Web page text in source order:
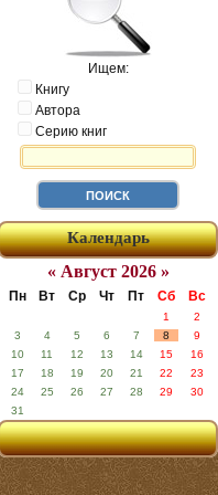
Ищем:
Книгу
Автора
Серию книг
Календарь
« Август 2026 »
Пн Вт Ср Чт Пт Сб Вс
1
2
3
4 5 6 7 8
9
10
11 12 13 14 15
16
17
18 19 20 21 22
23
24
25 26 27 28 29
30
31